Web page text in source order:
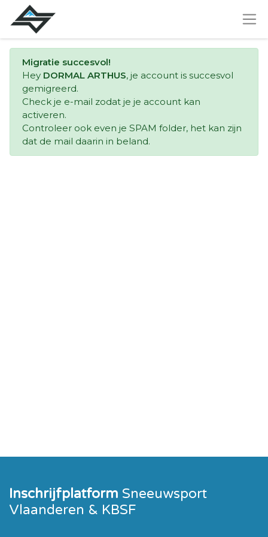
Migratie succesvol!
Hey DORMAL ARTHUS, je account is succesvol
gemigreerd.
Check je e-mail zodat je je account kan
activeren.
Controleer ook even je SPAM folder, het kan zijn
dat de mail daarin in beland.
Inschrijfplatform Sneeuwsport
Vlaanderen & KBSF